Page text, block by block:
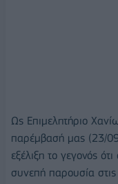
Ως Επιμελητήριο
παρέμβασή μας (23/
εξέλιξη το γεγονός
συνεπή παρουσία